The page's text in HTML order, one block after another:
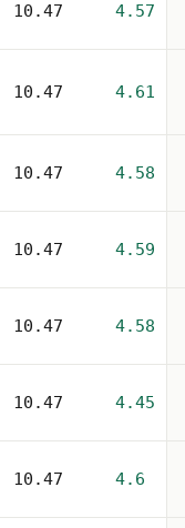
10.47 4.57
10.47 4.61
10.47 4.58
10.47 4.59
10.47 4.58
10.47 4.45
10.47 4.6